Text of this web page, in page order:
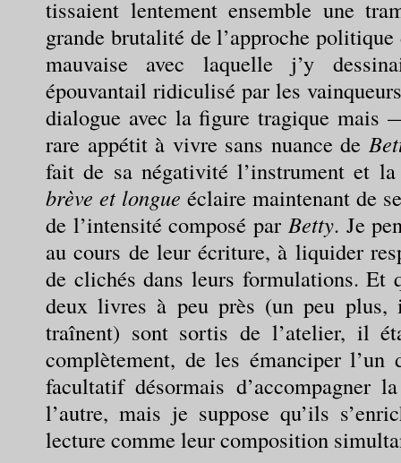
tissaient lentement ensemble une
grande brutalité de l’approche
mauvaise avec laquelle j’y
épouvantail ridiculisé par les
dialogue avec la figure tragique mais
rare appétit à vivre sans nuance de
fait de sa négativité l’instrument et
brève et longue éclaire maintenant de
de l’intensité composé par Betty. Je
au cours de leur écriture, à liquider
de clichés dans leurs formulations. Et
deux livres à peu près (un peu
traînent) sont sortis de l’atelier, il
complètement, de les émanciper
facultatif désormais d’accompagner
l’autre, mais je suppose qu’ils
lecture comme leur composition